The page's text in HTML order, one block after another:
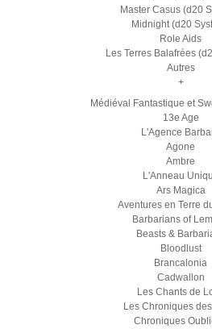
Master Casus (d20
Midnight (d20
Role Aids
Les Terres Balafrées
Autres
+
Médiéval Fantastique et
13e Age
L'Agence
Agone
Ambre
L'Anneau
Ars Magica
Aventures en Terre
Barbarians of
Beasts &
Bloodlust
Brancalonia
Cadwallon
Les Chants de
Les Chroniques
Chroniques